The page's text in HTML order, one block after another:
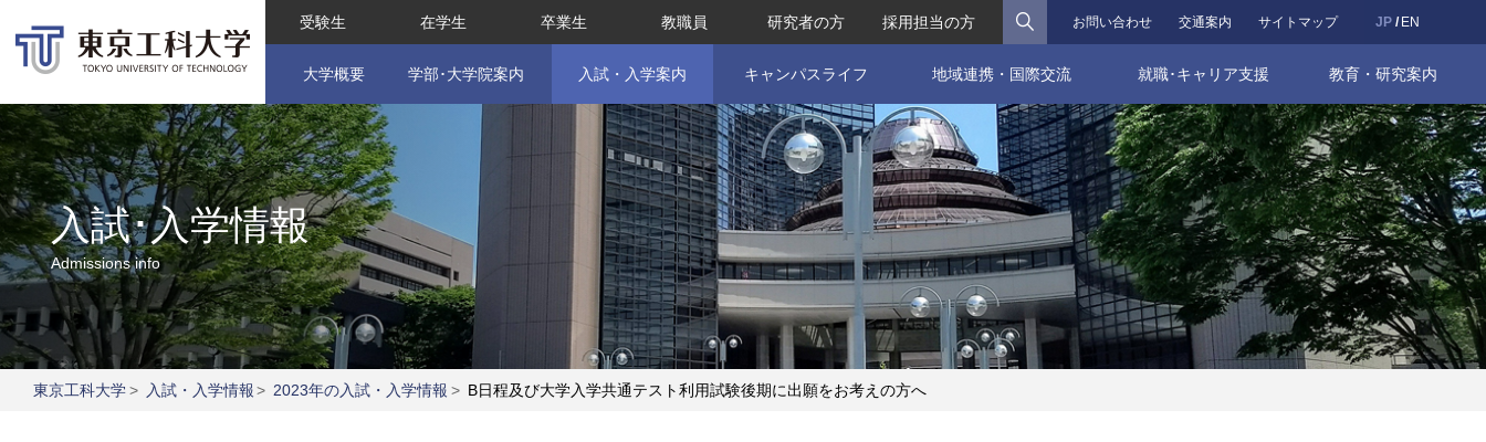
JP EN
お問い合わせ 交通案内 サイトマップ
受験生 在学生 卒業生 教職員 研究者の方 採用担当の方 検索
大学概要 学部･大学院案内 入試・入学案内 キャンパスライフ 地域連携・国際交流 就職･キャリア支援 教育・研究案内
入試･入学情報
Admissions info
東京工科大学> 入試・入学情報 > 2023年の入試・入学情報 > B日程及び大学入学共通テスト利用試験後期に出願をお考えの方へ